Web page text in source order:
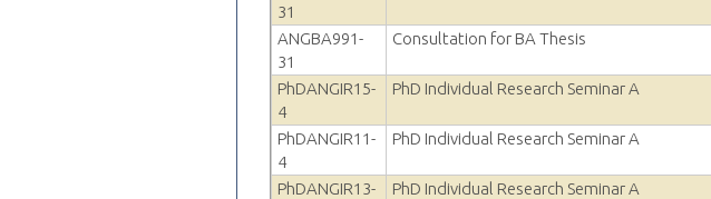
31
ANGBA991-
31
Consultation for BA Thesis
PhDANGIR15-
4
PhD Individual Research Seminar A
PhDANGIR11-
4
PhD Individual Research Seminar A
PhDANGIR13-
PhD Individual Research Seminar A